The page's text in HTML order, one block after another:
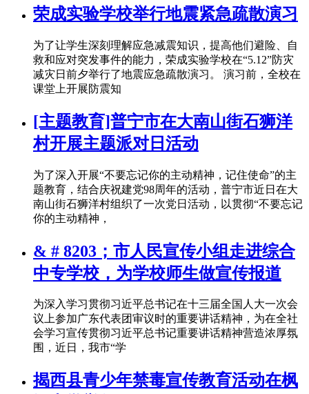
荣成实验学校举行地震紧急疏散演习
为了让学生深刻理解应急减震知识，提高他们避险、自
救和应对突发事件的能力，荣成实验学校在“5.12”防灾
减灾日前夕举行了地震应急疏散演习。 演习前，全校在
课堂上开展防震知
[主题教育]普宁市在大南山街石狮洋
村开展主题派对日活动
为了深入开展“不要忘记你的主动精神，记住使命”的主
题教育，结合庆祝建党98周年的活动，普宁市近日在大
南山街石狮洋村组织了一次党日活动，以贯彻“不要忘记
你的主动精神，
& # 8203；市人民宣传小组走进综合
中专学校，为学校师生做宣传报道
为深入学习贯彻习近平总书记在十三届全国人大一次会
议上参加广东代表团审议时的重要讲话精神，为在全社
会学习宣传贯彻习近平总书记重要讲话精神营造浓厚氛
围，近日，我市“学
揭西县青少年禁毒宣传教育活动在枫